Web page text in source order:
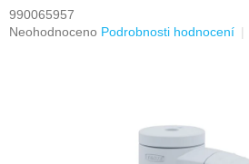
990065957
Průměrné
Neohodnoceno Podrobnosti hodnocení